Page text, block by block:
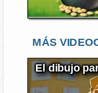
MÁS
El dibujo